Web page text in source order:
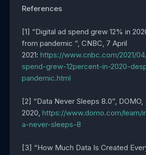
References
[1] “Digital ad spend grew 12% in
from pandemic “, CNBC, 7 April
2021: https://www.cnbc.com/2021/
spend-grew-12percent-in-2020-
pandemic.html
[2] “Data Never Sleeps 8.0”, DOMO,
2020, https://www.domo.com/learn/
a-never-sleeps-8
[3] “How Much Data Is Created